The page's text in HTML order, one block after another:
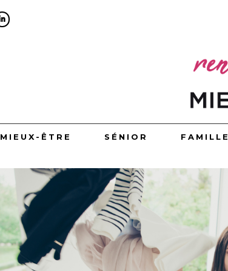
MIEUX-ÊTRE SÉNIOR FAMILLE